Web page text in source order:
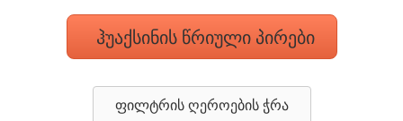
ჰუაქსინის წრიული პირები
ფილტრის ღეროების ჭრა